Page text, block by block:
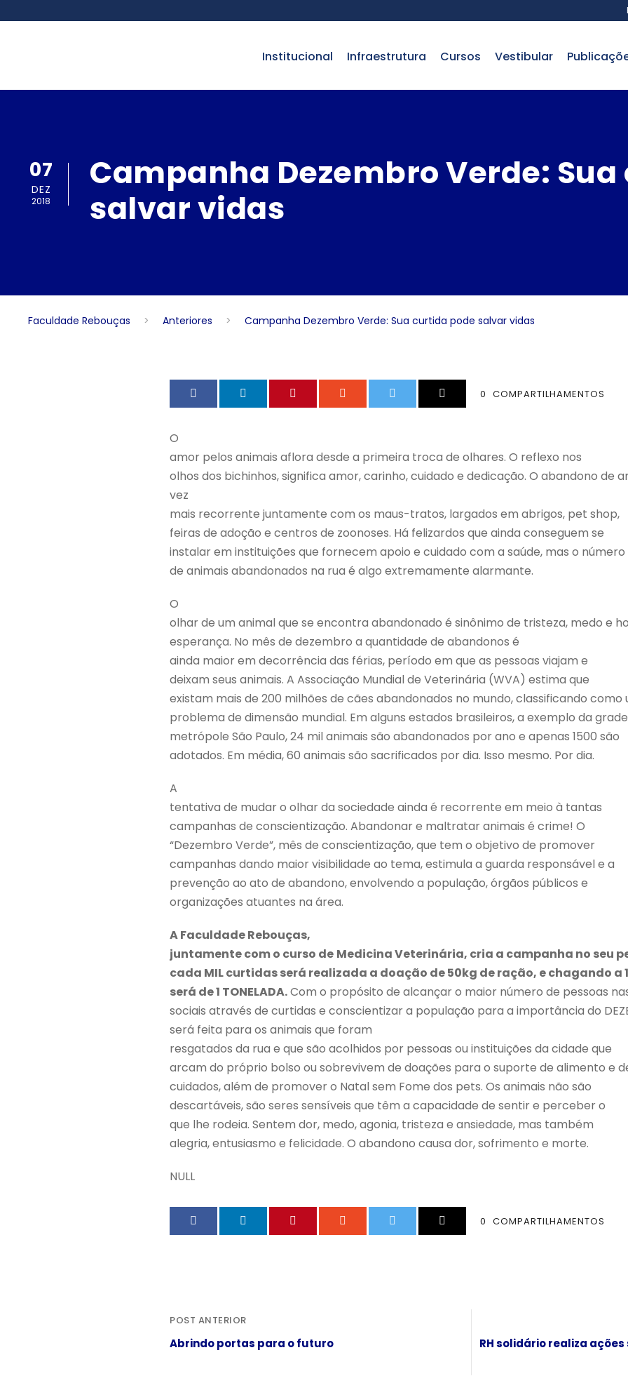
institucional infraestrutura cursos vestibular
07
DEZ
2018
Campanha Dezembro Verde:
salvar vidas
Faculdade Rebouças > Anteriores > Campanha Dezembro Verde: Sua curtida pode salvar vidas
0 COMPARTILHAMENTOS
O
amor pelos animais aflora desde a primeira troca de olhares. O reflexo nos
olhos dos bichinhos, significa amor, carinho, cuidado e dedicação. O abandono de
vez
mais recorrente juntamente com os maus-tratos, largados em abrigos, pet shop,
feiras de adoção e centros de zoonoses. Há felizardos que ainda conseguem se
instalar em instituições que fornecem apoio e cuidado com a saúde, mas o número
de animais abandonados na rua é algo extremamente alarmante.
O
olhar de um animal que se encontra abandonado é sinônimo de tristeza, medo e
esperança. No mês de dezembro a quantidade de abandonos é
ainda maior em decorrência das férias, período em que as pessoas viajam e
deixam seus animais. A Associação Mundial de Veterinária (WVA) estima que
existam mais de 200 milhões de cães abandonados no mundo, classificando como
problema de dimensão mundial. Em alguns estados brasileiros, a exemplo da grade
metrópole São Paulo, 24 mil animais são abandonados por ano e apenas 1500 são
adotados. Em média, 60 animais são sacrificados por dia. Isso mesmo. Por dia.
A
tentativa de mudar o olhar da sociedade ainda é recorrente em meio à tantas
campanhas de conscientização. Abandonar e maltratar animais é crime! O
“Dezembro Verde”, mês de conscientização, que tem o objetivo de promover
campanhas dando maior visibilidade ao tema, estimula a guarda responsável e a
prevenção ao ato de abandono, envolvendo a população, órgãos públicos e
organizações atuantes na área.
A Faculdade Rebouças,
juntamente com o curso de Medicina Veterinária, cria a campanha no seu
cada MIL curtidas será realizada a doação de 50kg de ração, e chagando
será de 1 TONELADA.Com o propósito de alcançar o maior número de pessoas
sociais através de curtidas e conscientizar a população para a importância do
será feita para os animais que foram
resgatados da rua e que são acolhidos por pessoas ou instituições da cidade que
arcam do próprio bolso ou sobrevivem de doações para o suporte de alimento e
cuidados, além de promover o Natal sem Fome dos pets. Os animais não são
descartáveis, são seres sensíveis que têm a capacidade de sentir e perceber o
que lhe rodeia. Sentem dor, medo, agonia, tristeza e ansiedade, mas também
alegria, entusiasmo e felicidade. O abandono causa dor, sofrimento e morte.
NULL
0 COMPARTILHAMENTOS
POST ANTERIOR
Abrindo portas para o futuro RH solidário realiza